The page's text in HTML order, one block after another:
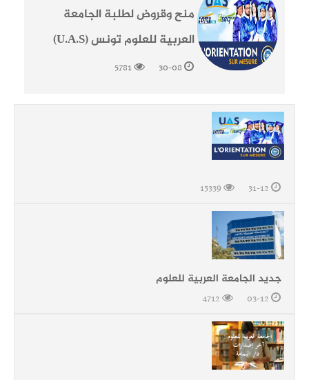
منح وقروض لطلبة الجامعة
العربية للعلوم تونس (U.A.S)
5781
جديد الجامعة العربية للعلوم